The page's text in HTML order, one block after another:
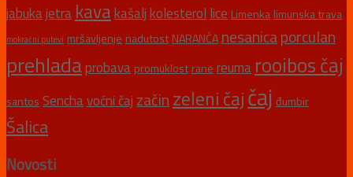
jabukajetra kavakašaljkolesterol lice Limenka limunska trava
mokraćni putevi mršavljenje nadutost NARANČA nesanicaporculan
prehladaprobava promuklost rane reuma rooibos čaj
santos Senchavoćni čaj začin zeleni čajčaj đumbir
Šalica
Novosti